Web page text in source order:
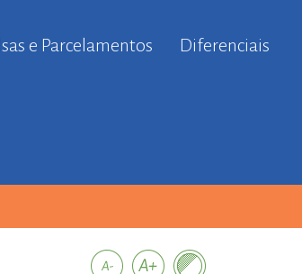
e Parcelamentos Diferenciais